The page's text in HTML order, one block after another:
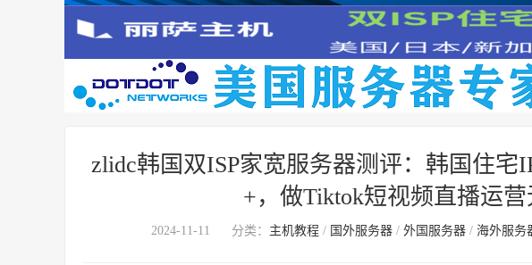
zlidc韩国双ISP家宽服务器测评：韩国住宅
+，做Tiktok短视频直播运
2024-11-11 分类： 主机教程 / 国外服务器 / 外国服务器 / 海外服务